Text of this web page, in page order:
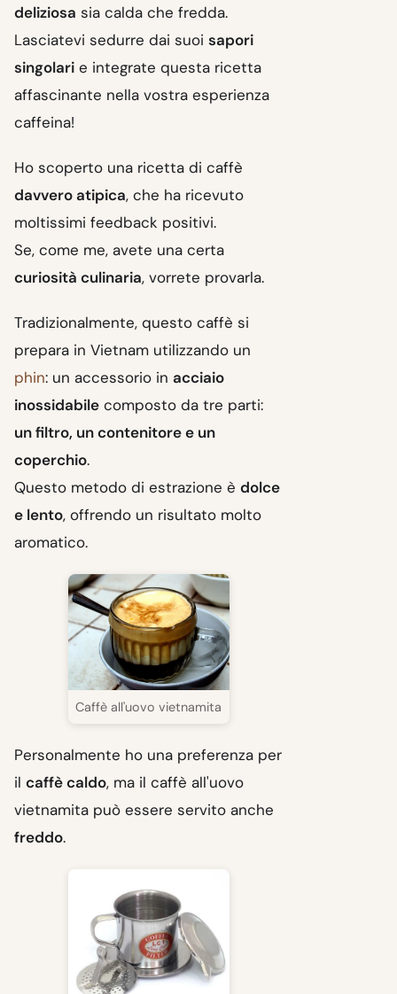
deliziosa sia calda che fredda.
Lasciatevi sedurre dai suoi sapori
singolari e integrate questa ricetta
affascinante nella vostra esperienza
caffeina!
Ho scoperto una ricetta di caffè
davvero atipica, che ha ricevuto
moltissimi feedback positivi.
Se, come me, avete una certa
curiosità culinaria, vorrete provarla.
Tradizionalmente, questo caffè si
prepara in Vietnam utilizzando un
phin: un accessorio in acciaio
inossidabile composto da tre parti:
un filtro, un contenitore e un
coperchio.
Questo metodo di estrazione è dolce
e lento, offrendo un risultato molto
aromatico.
Caffè all'uovo vietnamita
Personalmente ho una preferenza per
il caffè caldo, ma il caffè all'uovo
vietnamita può essere servito anche
freddo.